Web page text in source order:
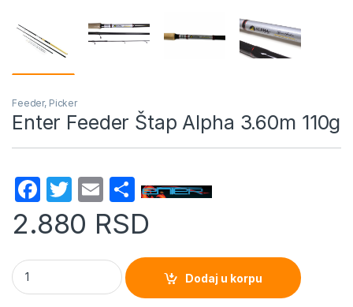
Feeder, Picker
Enter Feeder Štap Alpha 3.60m 110g
F
a
c
e
b
T
w
itt
er
E
m
ail
S
h
ar
e
2.880 RSD
Enter Feeder Štap Alpha 3.60m 110g quantity
Dodaj u korpu